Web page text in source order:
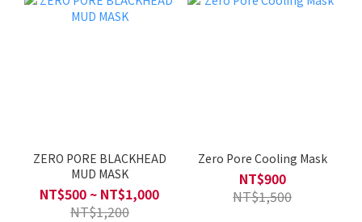
ZERO PORE BLACKHEAD
MUD MASK
NT$500 ~ NT$1,000
NT$1,200
Zero Pore Cooling Mask
NT$900
NT$1,500